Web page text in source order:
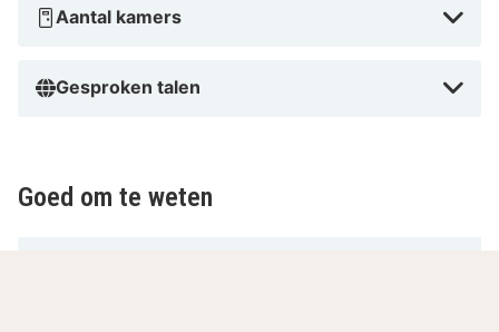
Aantal kamers
Gesproken talen
Goed om te weten